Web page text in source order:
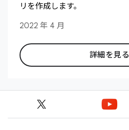
リを作成します。
2022 年 4 月
詳細を見る